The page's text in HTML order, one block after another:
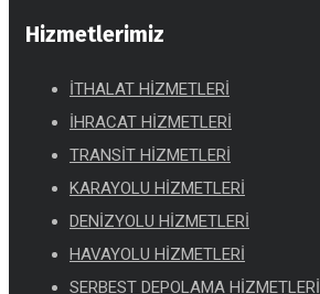
Hizmetlerimiz
İTHALAT HİZMETLERİ
İHRACAT HİZMETLERİ
TRANSİT HİZMETLERİ
KARAYOLU HİZMETLERİ
DENİZYOLU HİZMETLERİ
HAVAYOLU HİZMETLERİ
SERBEST DEPOLAMA HİZMETLERİ